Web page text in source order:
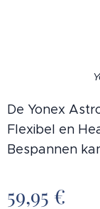
De Yonex
Flexibel en
Bespannen
59,95 €